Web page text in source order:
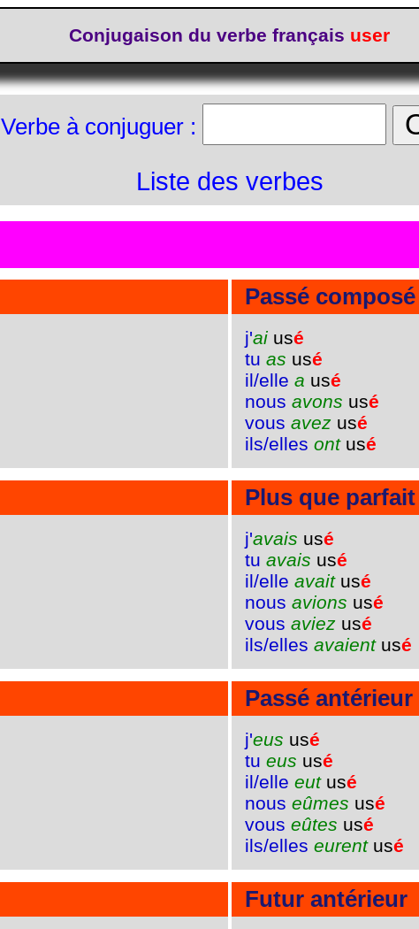
Conjugaison du verbe français user
Verbe à conjuguer :
Liste des verbes
Passé composé
j'ai usé
tu as usé
il/elle a usé
nous avons usé
vous avez usé
ils/elles ontusé
Plus que parfait
j'avais usé
tu avais usé
il/elle avaitusé
nous avions usé
vous aviez usé
ils/elles avaientusé
Passé antérieur
j'eus usé
tu eus usé
il/elle eutusé
nous eûmes usé
vous eûtes usé
ils/elles eurentusé
Futur antérieur